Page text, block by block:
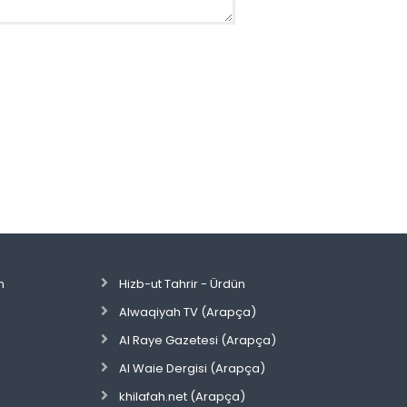
Hizb-ut Tahrir - Ürdün
Alwaqiyah TV (Arapça)
Al Raye Gazetesi (Arapça)
Al Waie Dergisi (Arapça)
khilafah.net (Arapça)